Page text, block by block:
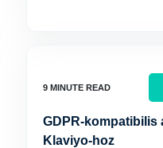
GDPR-kompatibilis
Klaviyo-hoz